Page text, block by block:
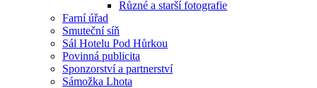
Různé a starší fotografie
Farní úřad
Smuteční síň
Sál Hotelu Pod Hůrkou
Povinná publicita
Sponzorství a partnerství
Sámožka Lhota